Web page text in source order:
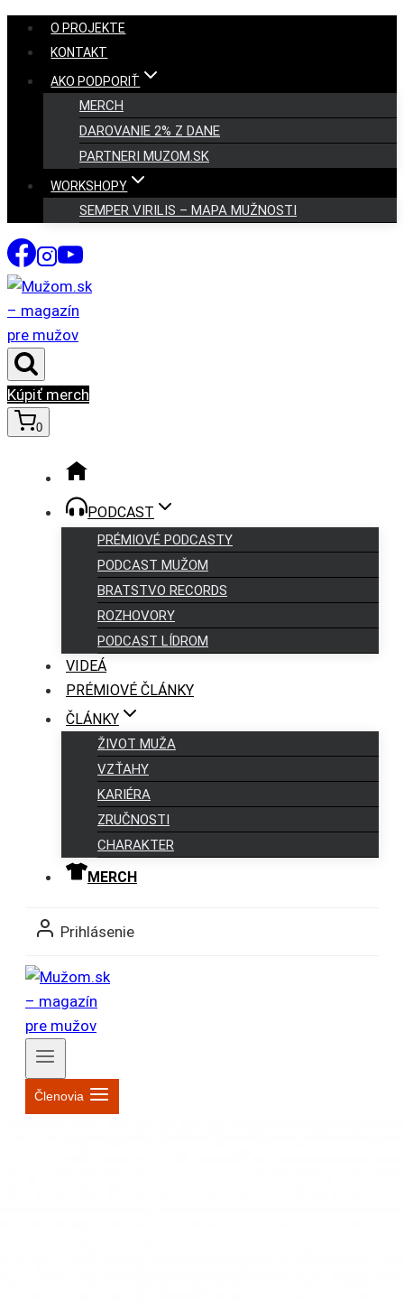
Skip
content
O PROJEKTE
KONTAKT
AKO PODPORIŤ
MERCH
DAROVANIE 2% Z DANE
PARTNERI MUZOM.SK
WORKSHOPY
SEMPER VIRILIS – MAPA MUŽNOSTI
Kúpiť merch
0
PODCAST
PRÉMIOVÉ PODCASTY
PODCAST MUŽOM
BRATSTVO RECORDS
ROZHOVORY
PODCAST LÍDROM
VIDEÁ
PRÉMIOVÉ ČLÁNKY
ČLÁNKY
ŽIVOT MUŽA
VZŤAHY
KARIÉRA
ZRUČNOSTI
CHARAKTER
MERCH
Prihlásenie
Členovia